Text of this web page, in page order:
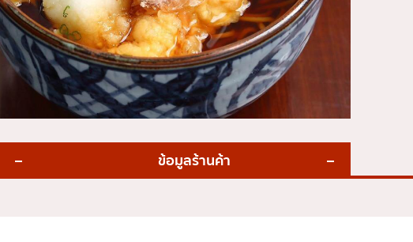
ข้อมูลร้านค้า